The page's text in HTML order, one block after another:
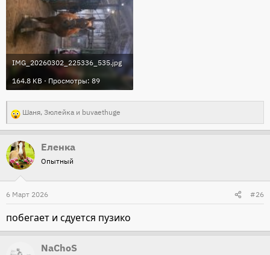
IMG_20260302_225336_535.jpg
164.8 KB · Просмотры: 89
Р
е
а
к
и
и
:
Шаня, Зюлейка и buvaethuge
Еленка
Опытный
6 Март 2026 #26
побегает и сдуется пузико
NaChoS